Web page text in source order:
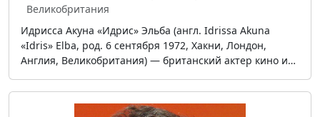
Великобритания
Идрисса Акуна «Идрис» Эльба (англ. Idrissa Akuna
«Idris» Elba, род. 6 сентября 1972, Хакни, Лондон,
Англия, Великобритания) — британский актер кино и…